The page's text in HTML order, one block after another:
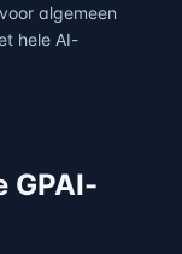
algemeen
hele AI-
GPAI-